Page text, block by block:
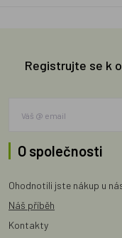
Registrujte se k
O společnosti
Ohodnotili jste nákup u
Náš příběh
Kontakty